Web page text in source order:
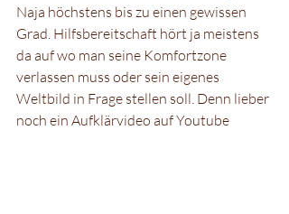
Naja höchstens bis zu einen gewissen
Grad. Hilfsbereitschaft hört ja meistens
da auf wo man seine Komfortzone
verlassen muss oder sein eigenes
Weltbild in Frage stellen soll. Denn lieber
noch ein Aufklärvideo auf Youtube